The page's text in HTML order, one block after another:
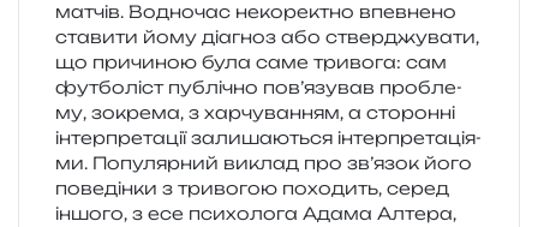
матчів. Водночас неко­ре­ктно впев­не­но
ста­ви­ти йому діа­гноз або ствер­джу­ва­ти,
що при­чи­ною була саме три­во­га: сам
фут­бо­ліст публі­чно пов’язував про­бле­
му, зокре­ма, з хар­чу­ва­н­ням, а сто­рон­ні
інтер­пре­та­ції зали­ша­ю­ться інтер­пре­та­ці­я­
ми. Популярний виклад про зв’язок його
пове­дін­ки з три­во­гою похо­дить, серед
іншо­го, з есе пси­хо­ло­га Адама Алтера,